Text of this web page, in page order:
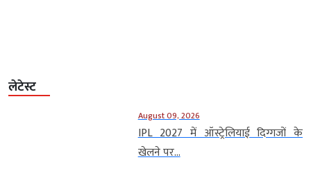
लेटेस्ट
August 09, 2026
IPL 2027 में ऑस्ट्रेलियाई दिग्गजों के
खेलने पर...